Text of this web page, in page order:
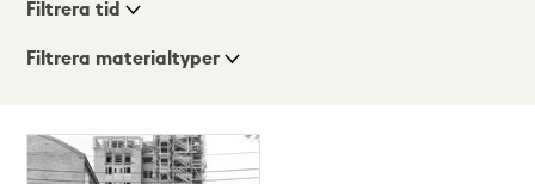
Visningsläge
Lista
Karta
Filtrera tid
Filtrera materialtyper
träffar